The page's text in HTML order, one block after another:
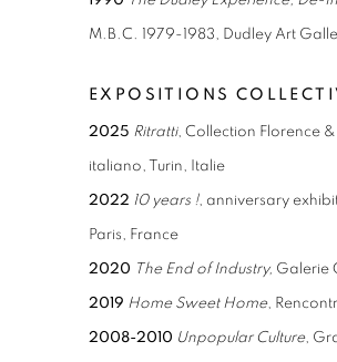
M.B.C. 1979-1983, Dudley Art
EXPOSITIONS
2025 Ritratti, Collection Florence
italiano, Turin, Italie
2022 10 years !, anniversary
Paris, France
2020 The End of Industry, Galerie
2019 Home Sweet Home,
2008-2010 Unpopular Culture,